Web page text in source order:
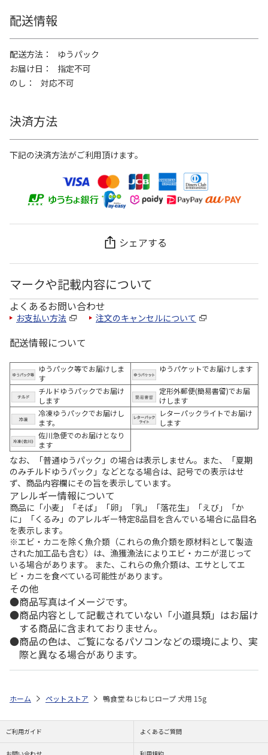
配送情報
配送方法
ゆうパック
お届け日
指定不可
のし
対応不可
決済方法
下記の決済方法がご利用頂けます。
シェアする
マークや記載内容について
よくあるお問い合わせ
お支払い方法 注文のキャンセルについて
配送情報について
ゆうパック等でお届けしま
す
ゆうパケットでお届けします
チルドゆうパックでお届け
します
定形外郵便(簡易書留)でお届
けします
冷凍ゆうパックでお届けし
ます。
レターパックライトでお届け
します
佐川急便でのお届けとなり
ます
なお、「普通ゆうパック」の場合は表示しません。また、「夏期
のみチルドゆうパック」などとなる場合は、記号での表示はせ
ず、商品内容欄にその旨を表示しています。
アレルギー情報について
商品に「小麦」「そば」「卵」「乳」「落花生」「えび」「か
に」「くるみ」のアレルギー特定8品目を含んでいる場合に品目名
を表示します。
※エビ・カニを除く魚介類（これらの魚介類を原材料として製造
された加工品も含む）は、漁獲漁法によりエビ・カニが混じって
いる場合があります。 また、これらの魚介類は、エサとしてエ
ビ・カニを食べている可能性があります。
その他
商品写真はイメージです。
商品内容として記載されていない「小道具類」はお届け
する商品に含まれておりません。
商品の色は、ご覧になるパソコンなどの環境により、実
際と異なる場合があります。
ホーム ペットストア 鴨食堂 ねじねじロープ 犬用 15g
ご利用ガイド よくあるご質問